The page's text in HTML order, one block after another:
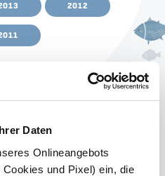
Daten
Onlineangebots
und Pixel) ein, die
2012
2017: Fisch